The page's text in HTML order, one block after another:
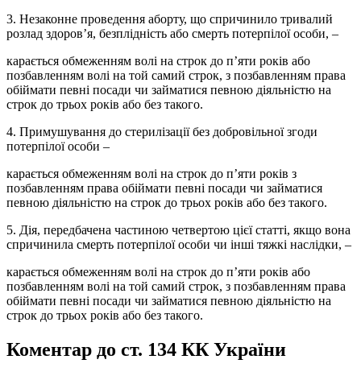
3. Незаконне проведення аборту, що спричинило тривалий
розлад здоров’я, безплідність або смерть потерпілої особи, –
карається обмеженням волі на строк до п’яти років або
позбавленням волі на той самий строк, з позбавленням права
обіймати певні посади чи займатися певною діяльністю на
строк до трьох років або без такого.
4. Примушування до стерилізації без добровільної згоди
потерпілої особи –
карається обмеженням волі на строк до п’яти років з
позбавленням права обіймати певні посади чи займатися
певною діяльністю на строк до трьох років або без такого.
5. Дія, передбачена частиною четвертою цієї статті, якщо вона
спричинила смерть потерпілої особи чи інші тяжкі наслідки, –
карається обмеженням волі на строк до п’яти років або
позбавленням волі на той самий строк, з позбавленням права
обіймати певні посади чи займатися певною діяльністю на
строк до трьох років або без такого.
Коментар до ст. 134 КК України